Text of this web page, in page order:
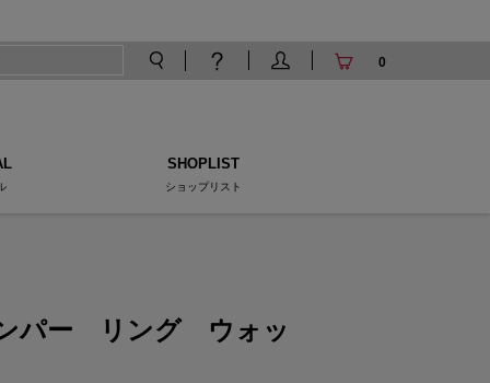
0
SHOPLIST
ショップリスト
パー リング ウォッ